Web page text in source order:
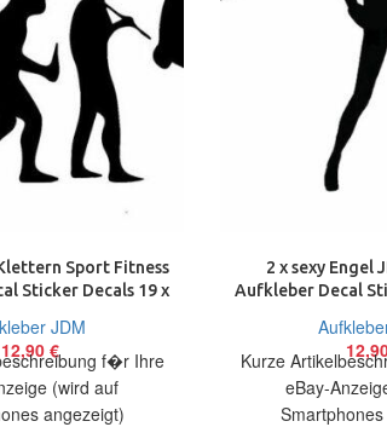
Sport Fitness
Sticker Decals 19 x
JDM
12,90 €
f�r Ihre
(wird auf
angezeigt)
2 x sexy Engel
Aufkleber Decal
Kurze
eBay-